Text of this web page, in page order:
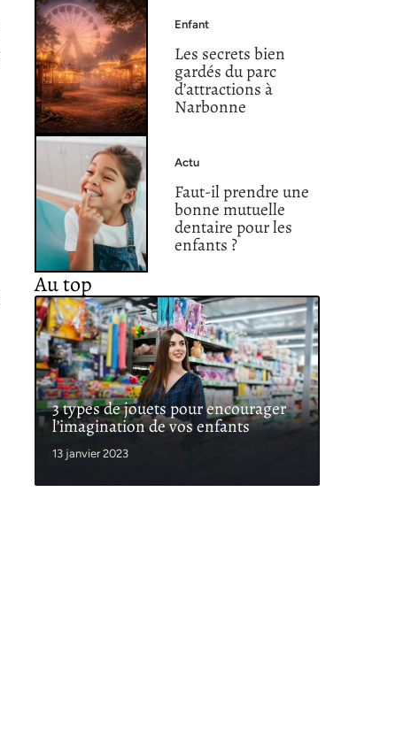
Enfant
Les secrets bien
gardés du parc
d’attractions à
Narbonne
Actu
Faut-il prendre une
bonne mutuelle
dentaire pour les
enfants ?
Au top
3 types de jouets pour encourager
l’imagination de vos enfants
13 janvier 2023